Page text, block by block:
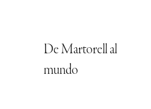
De Martorell al
mundo